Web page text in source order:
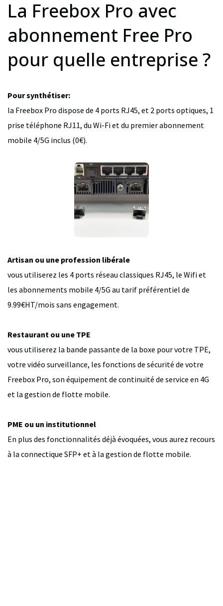
La Freebox Pro avec
abonnement Free Pro
pour quelle entreprise ?
Pour synthétiser:
la Freebox Pro dispose de 4 ports RJ45, et 2 ports optiques, 1
prise téléphone RJ11, du Wi-Fi et du premier abonnement
mobile 4/5G inclus (0€).
Artisan ou une profession libérale
vous utiliserez les 4 ports réseau classiques RJ45, le Wifi et
les abonnements mobile 4/5G au tarif préférentiel de
9.99€HT/mois sans engagement.
Restaurant ou une TPE
vous utiliserez la bande passante de la boxe pour votre TPE,
votre vidéo surveillance, les fonctions de sécurité de votre
Freebox Pro, son équipement de continuité de service en 4G
et la gestion de flotte mobile.
PME ou un institutionnel
En plus des fonctionnalités déjà évoquées, vous aurez recours
à la connectique SFP+ et à la gestion de flotte mobile.